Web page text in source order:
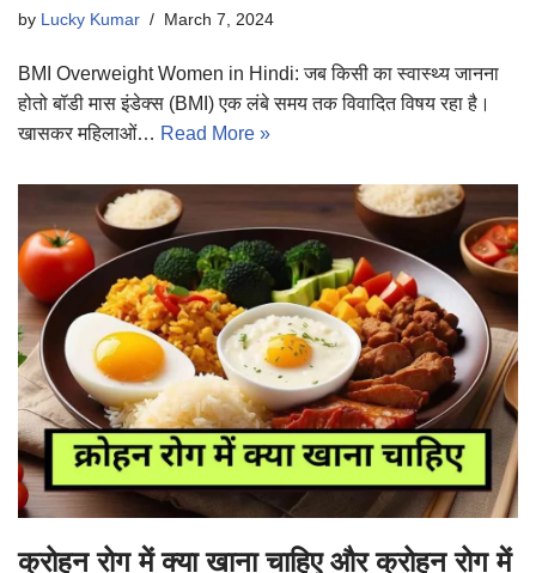
by Lucky Kumar March 7, 2024
BMI Overweight Women in Hindi: जब किसी का स्वास्थ्य जानना
होतो बॉडी मास इंडेक्स (BMI) एक लंबे समय तक विवादित विषय रहा है।
खासकर महिलाओं… Read More »
क्रोहन रोग में क्या खाना चाहिए और क्रोहन रोग में